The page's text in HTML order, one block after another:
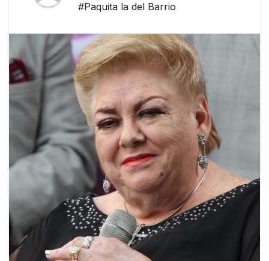
#Paquita la del Barrio